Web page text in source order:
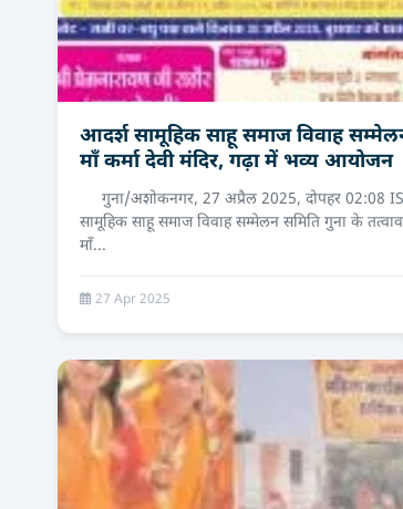
आदर्श सामूहिक साहू समाज विवाह
माँ कर्मा देवी मंदिर, गढ़ा में भव्य आयोजन
गुना/अशोकनगर, 27 अप्रैल 2025, दोपहर 02:08
सामूहिक साहू समाज विवाह सम्मेलन समिति गुना के
माँ...
27 Apr 2025